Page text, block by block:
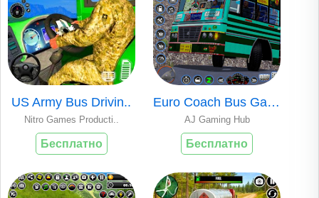
US Army Bus Drivin..
Nitro Games Producti..
Бесплатно
Euro Coach Bus Gam..
AJ Gaming Hub
Бесплатно